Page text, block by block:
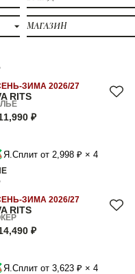
МАГАЗИН
RITS
ЗИМА 2026/27
₽
Я.Сплит от 2,998 ₽ × 4
RITS
ЗИМА 2026/27
₽
Я.Сплит от 3,623 ₽ × 4